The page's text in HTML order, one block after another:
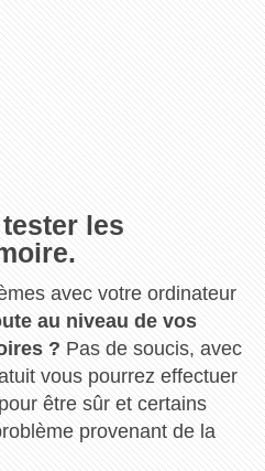
les
avec votre ordinateur
au niveau de vos
? Pas de soucis, avec
vous pourrez effectuer
être sûr et certains
provenant de la